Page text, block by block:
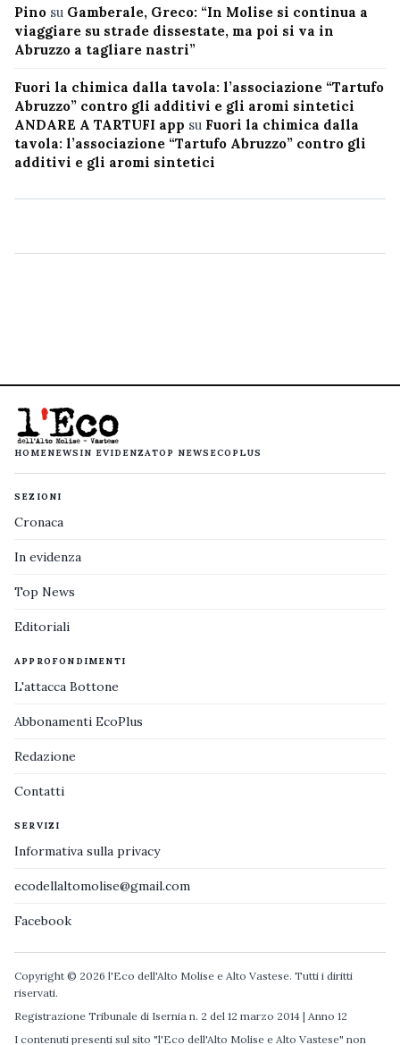
Pino su Gamberale, Greco: “In Molise si continua a
viaggiare su strade dissestate, ma poi si va in
Abruzzo a tagliare nastri”
Fuori la chimica dalla tavola: l’associazione “Tartufo
Abruzzo” contro gli additivi e gli aromi sintetici
ANDARE A TARTUFI app su Fuori la chimica dalla
tavola: l’associazione “Tartufo Abruzzo” contro gli
additivi e gli aromi sintetici
HOMENEWS IN EVIDENZATOP NEWS ECOPLUS
SEZIONI
Cronaca
In evidenza
Top News
Editoriali
APPROFONDIMENTI
L'attacca Bottone
Abbonamenti EcoPlus
Redazione
Contatti
SERVIZI
Informativa sulla privacy
ecodellaltomolise@gmail.com
Facebook
Copyright © 2026 l'Eco dell'Alto Molise e Alto Vastese. Tutti i diritti
riservati.
Registrazione Tribunale di Isernia n. 2 del 12 marzo 2014 | Anno 12
I contenuti presenti sul sito "l'Eco dell'Alto Molise e Alto Vastese" non